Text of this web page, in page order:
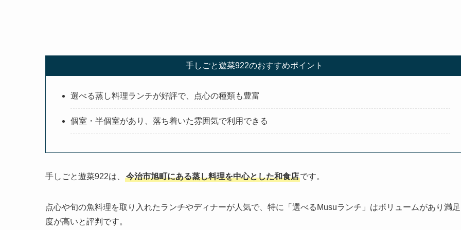
手しごと遊菜922のおすすめポイント
選べる蒸し料理ランチが好評で、点心の種類も豊富
個室・半個室があり、落ち着いた雰囲気で利用できる
手しごと遊菜922は、 今治市旭町にある蒸し料理を中心とした和食店です。
点心や旬の魚料理を取り入れたランチやディナーが人気で、特に「選べるMusuランチ」はボリュームがあり満足
度が高いと評判です。